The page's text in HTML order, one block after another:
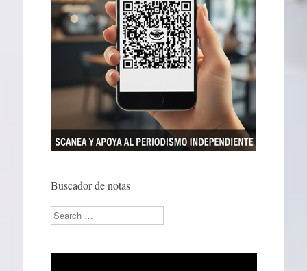
Buscador de notas
Search